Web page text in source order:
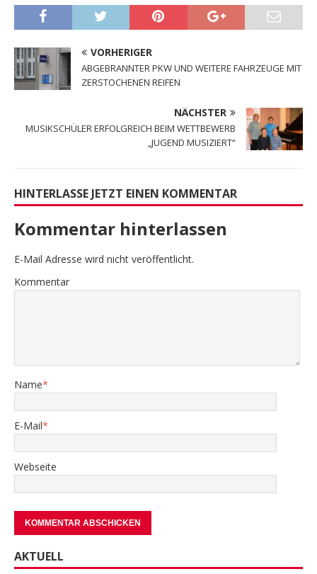
VORHERIGER
ABGEBRANNTER PKW UND WEITERE FAHRZEUGE MIT
ZERSTOCHENEN REIFEN
NÄCHSTER
MUSIKSCHÜLER ERFOLGREICH BEIM WETTBEWERB
„JUGEND MUSIZIERT“
HINTERLASSE JETZT EINEN KOMMENTAR
Kommentar hinterlassen
E-Mail Adresse wird nicht veröffentlicht.
Kommentar
Name*
E-Mail*
Webseite
AKTUELL